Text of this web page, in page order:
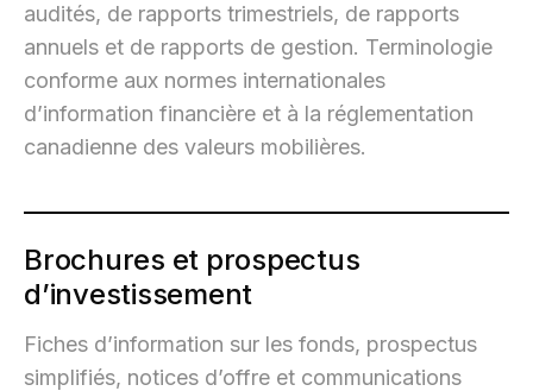
audités, de rapports trimestriels, de rapports
annuels et de rapports de gestion. Terminologie
conforme aux normes internationales
d’information financière et à la réglementation
canadienne des valeurs mobilières.
Brochures et prospectus
d’investissement
Fiches d’information sur les fonds, prospectus
simplifiés, notices d’offre et communications